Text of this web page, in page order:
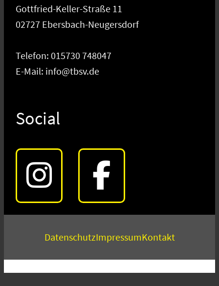
Gottfried-Keller-Straße 11
02727 Ebersbach-Neugersdorf
Telefon: 015730 748047
E-Mail: info@tbsv.de
Social
DatenschutzImpressumKontakt